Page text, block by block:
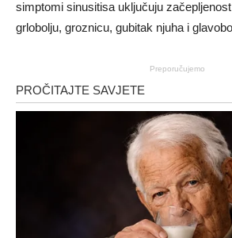
simptomi sinusitisa uključuju
grlobolju, groznicu, gubitak njuha i
Preporučujemo